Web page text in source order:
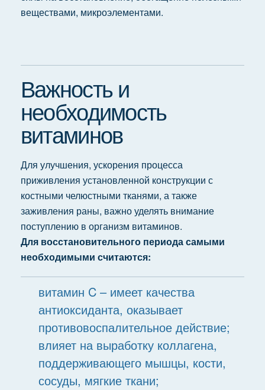
веществами, микроэлементами.
Важность и
необходимость
витаминов
Для улучшения, ускорения процесса
приживления установленной конструкции с
костными челюстными тканями, а также
заживления раны, важно уделять внимание
поступлению в организм витаминов.
Для восстановительного периода самыми
необходимыми считаются:
витамин C – имеет качества
антиоксиданта, оказывает
противовоспалительное действие;
влияет на выработку коллагена,
поддерживающего мышцы, кости,
сосуды, мягкие ткани;